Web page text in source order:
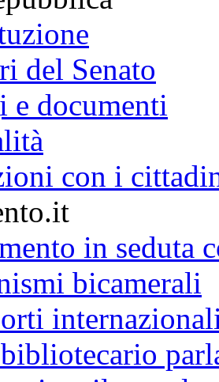
del Senato
e documenti
con i
in seduta
bicamerali